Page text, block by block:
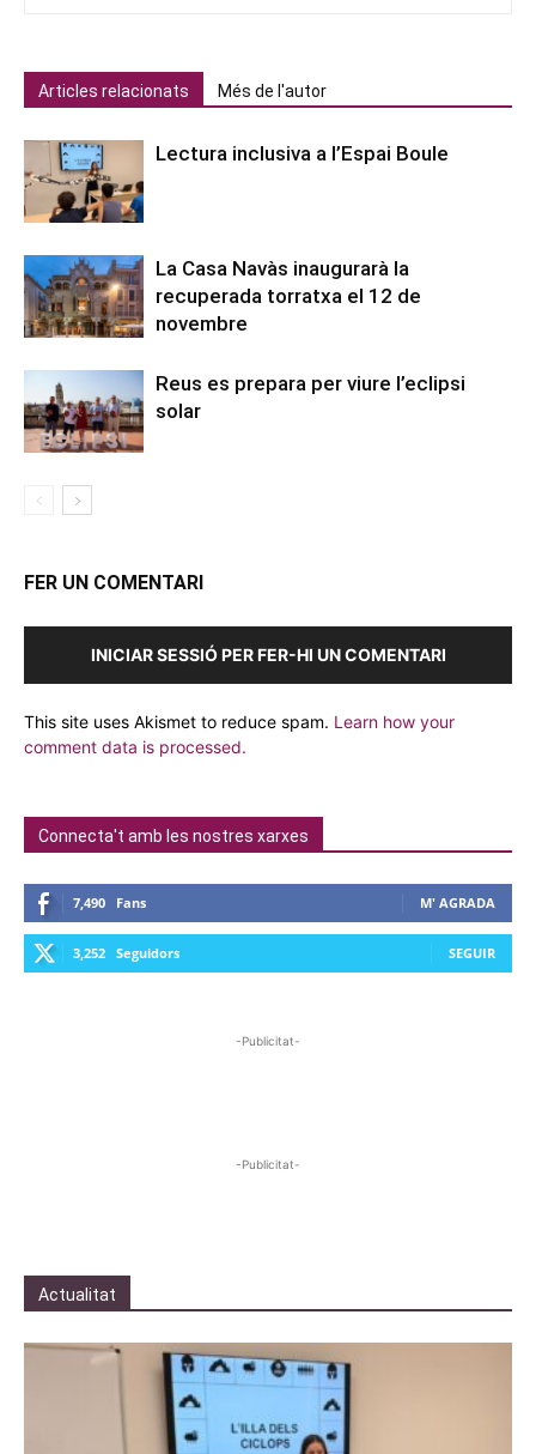
Articles relacionats Més de l'autor
Lectura inclusiva a l’Espai Boule
La Casa Navàs inaugurarà la
recuperada torratxa el 12 de
novembre
Reus es prepara per viure l’eclipsi
solar
FER UN COMENTARI
INICIAR SESSIÓ PER FER-HI UN COMENTARI
This site uses Akismet to reduce spam. Learn how your
comment data is processed.
Connecta't amb les nostres xarxes
7,490 Fans M' AGRADA
3,252 Seguidors SEGUIR
-Publicitat-
-Publicitat-
Actualitat